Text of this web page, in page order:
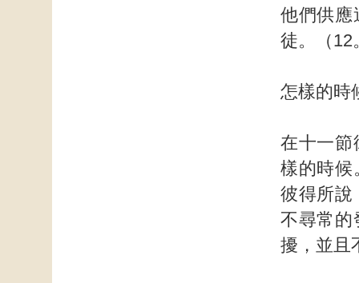
他們供應
徒。（12
怎樣的時
在十一節
樣的時候
彼得所說
不尋常的
擾，並且